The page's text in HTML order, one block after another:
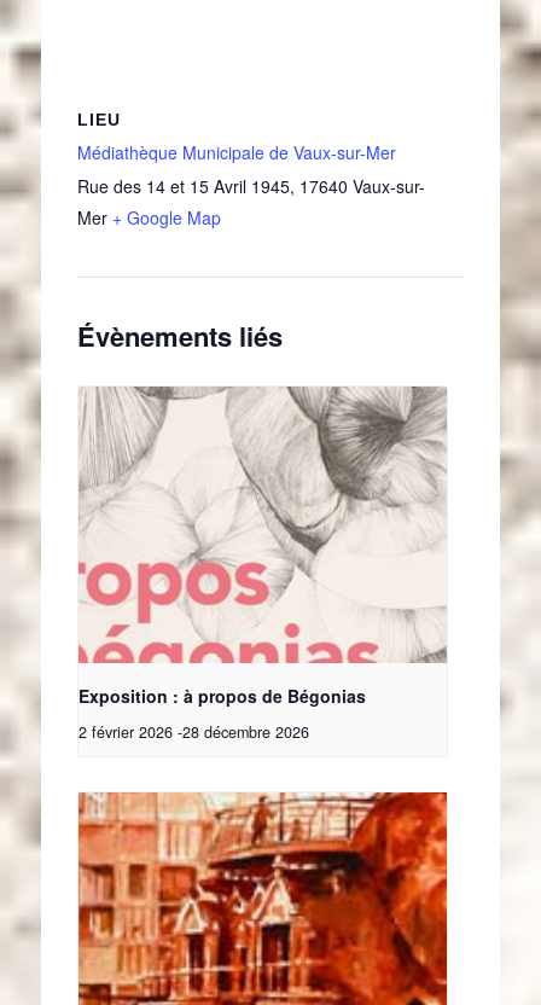
LIEU
Médiathèque Municipale de Vaux-sur-Mer
Rue des 14 et 15 Avril 1945, 17640 Vaux-sur-
Mer + Google Map
Évènements liés
Exposition : à propos de Bégonias
2 février 2026 -28 décembre 2026